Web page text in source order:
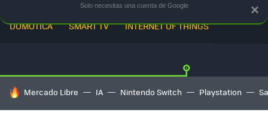
DOMÓTICA SMART TV INTERNET OF THINGS
HOY SE HABLA DE
Mercado Libre IA Nintendo Switch Playstation
×
Solo necesitas una cuenta de Google